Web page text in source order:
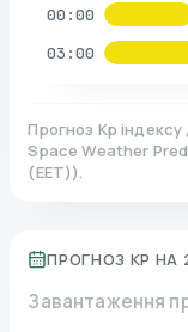
00:00
03:00
Прогноз Kp індексу
Space Weather
(EET)).
ПРОГНОЗ KP НА
Завантаження